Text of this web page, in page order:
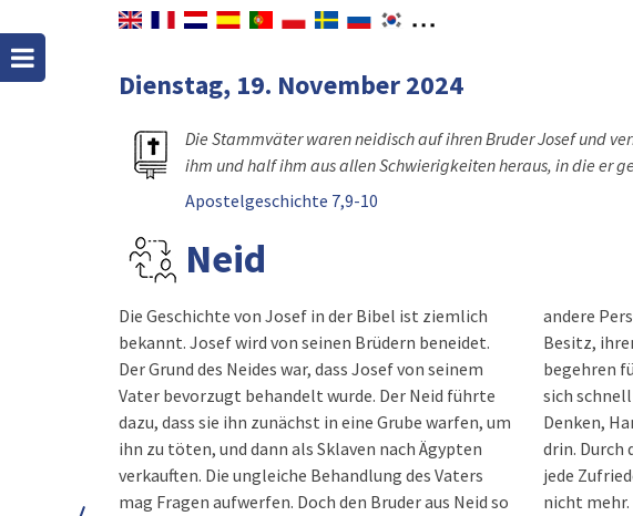
Dienstag, 19. November 2024
Die Stammväter waren neidisch auf ihren Bruder Josef und
ihm und half ihm aus allen Schwierigkeiten heraus, in die er
Apostelgeschichte 7,9-10
Neid
Die Geschichte von Josef in der Bibel ist ziemlich
bekannt. Josef wird von seinen Brüdern beneidet.
Der Grund des Neides war, dass Josef von seinem
Vater bevorzugt behandelt wurde. Der Neid führte
dazu, dass sie ihn zunächst in eine Grube warfen, um
ihn zu töten, und dann als Sklaven nach Ägypten
verkauften. Die ungleiche Behandlung des Vaters
mag Fragen aufwerfen. Doch den Bruder aus Neid so
andere
Besitz,
begehren
sich
Denken,
drin. Durch
jede
nicht mehr.